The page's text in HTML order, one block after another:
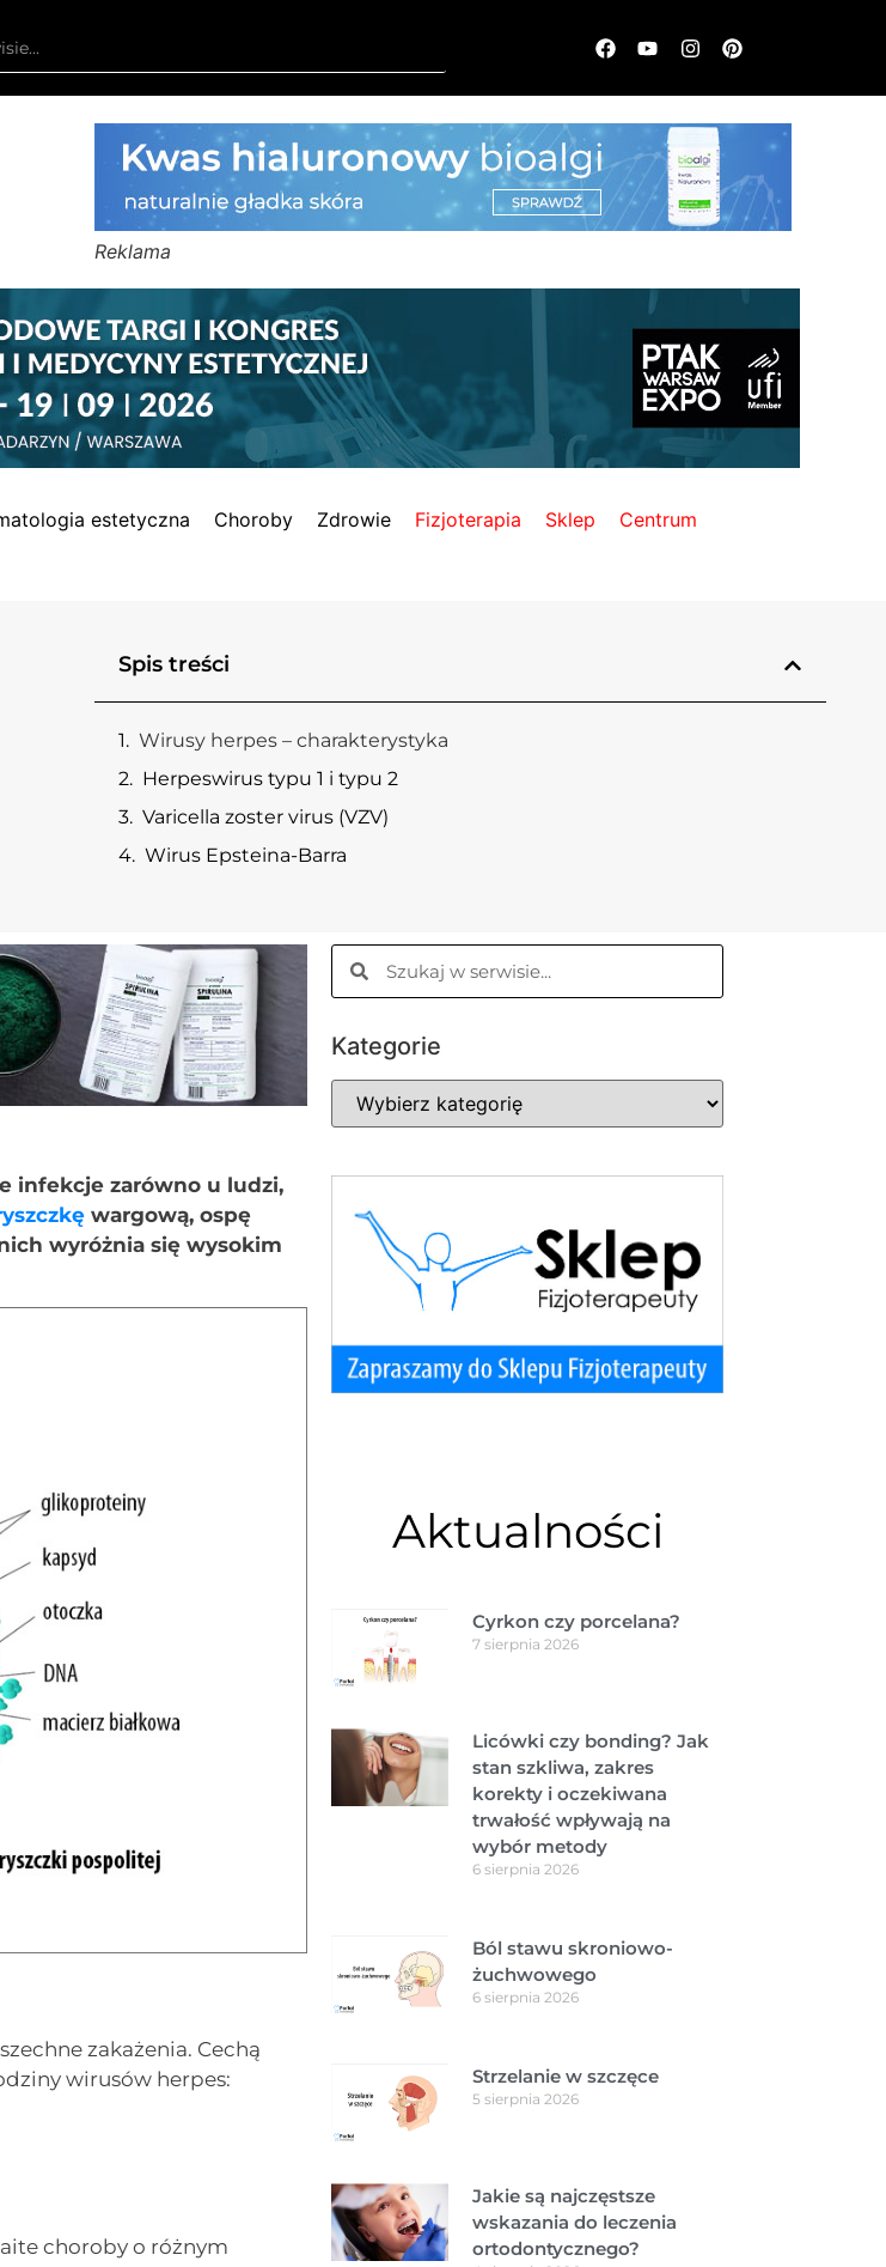
Reklama
estetyczna Choroby Zdrowie Fizjoterapia Sklep Centrum
Spis treści
Wirusy herpes – charakterystyka
Herpeswirus typu 1 i typu 2
Varicella zoster virus (VZV)
Wirus Epsteina-Barra
infekcje zarówno u ludzi,
wargową, ospę
wyróżnia się wysokim
zakażenia. Cechą
wirusów herpes:
choroby o różnym
Kategorie
Aktualności
Cyrkon czy porcelana?
7 sierpnia 2026
Licówki czy bonding? Jak
stan szkliwa, zakres
korekty i oczekiwana
trwałość wpływają na
wybór metody
6 sierpnia 2026
Ból stawu skroniowo-
żuchwowego
6 sierpnia 2026
Strzelanie w szczęce
5 sierpnia 2026
Jakie są najczęstsze
wskazania do leczenia
ortodontycznego?